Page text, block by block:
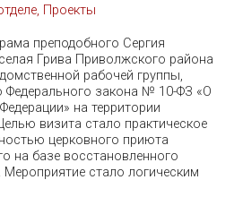
Проекты
преподобного Сергия
Грива Приволжского района
рабочей группы,
Федерального закона № 10-ФЗ «О
на территории
визита стало практическое
церковного приюта
на базе восстановленного
стало логическим